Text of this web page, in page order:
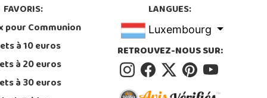
FAVORIS:
pour Communion
à 10 euros
à 20 euros
à 30 euros
LANGUES:
Luxembourg
RETROUVEZ-NOUS SUR: